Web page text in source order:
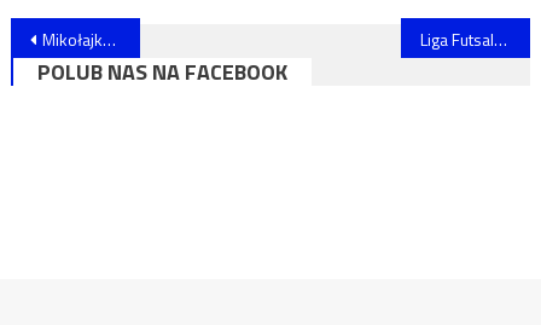
Nawigacja
wpisu
Mikołajkowy Turniej dla Najmłodszych w Halowej Piłce Nożnej – zapowiedź Liga Futsalu – 2018/2019 – zaczynamy!
POLUB NAS NA FACEBOOK